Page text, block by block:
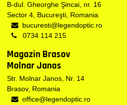
B-dul. Gheorghe Şincai, nr. 16
Sector 4, Bucureşti, Romania
bucuresti@legendoptic.ro
0734 114 215
Magazin Brasov
Molnar Janos
Str. Molnar Janos, Nr. 14
Brasov, Romania
office@legendoptic.ro